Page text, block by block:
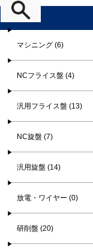
マシニング (6)
NCフライス盤 (4)
汎用フライス盤 (13)
NC旋盤 (7)
汎用旋盤 (14)
放電・ワイヤー (0)
研削盤 (20)